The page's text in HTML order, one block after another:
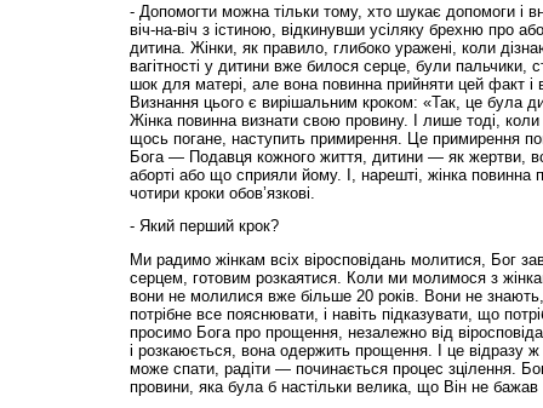
- Допомогти можна тільки тому, хто шукає допомоги і
віч-на-віч з істиною, відкинувши усіляку брехню про
дитина. Жінки, як правило, глибоко уражені, коли
вагітності у дитини вже билося серце, були пальчики,
шок для матері, але вона повинна прийняти цей факт
Визнання цього є вирішальним кроком: «Так, це була
Жінка повинна визнати свою провину. І лише тоді,
щось погане, наступить примирення. Це примирення
Бога — Подавця кожного життя, дитини — як жертви,
аборті або що сприяли йому. І, нарешті, жінка повинна
чотири кроки обов’язкові.
- Який перший крок?
Ми радимо жінкам всіх віросповідань молитися, Бог
серцем, готовим розкаятися. Коли ми молимося з
вони не молилися вже більше 20 років. Вони не знають,
потрібне все пояснювати, і навіть підказувати, що
просимо Бога про прощення, незалежно від
і розкаюється, вона одержить прощення. І це відразу
може спати, радіти — починається процес зцілення.
провини, яка була б настільки велика, що Він не бажав